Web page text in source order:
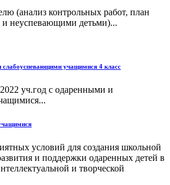
(анализ контрольных работ, план
неуспевающими детьми)...
учащимися 4 класс
уч.год с одаренными и
условий для создания школьной
и поддержки одаренных детей в
и творческой